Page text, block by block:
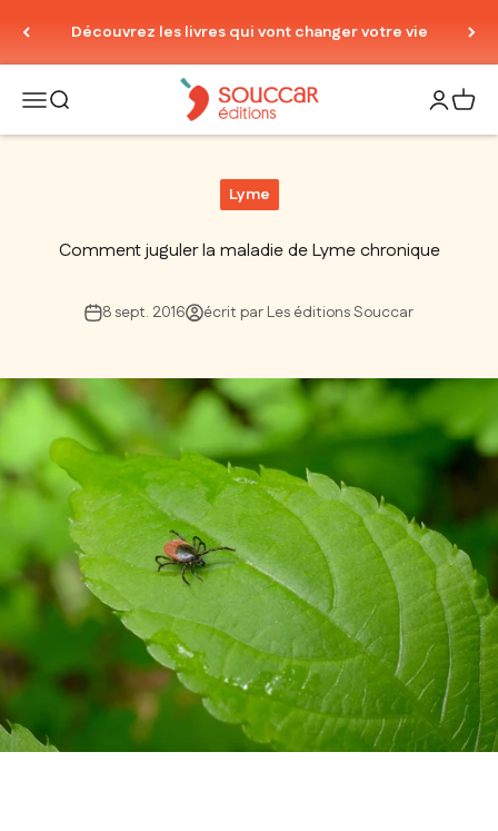
Découvrez les livres qui vont changer votre vie
Ouvrir la navigation
Ouvrir la rechercheThierry Souccar Editions Ouvrir
Voir
Lyme
Comment juguler la maladie de Lyme chronique
8 sept. 2016 écrit par Les éditions Souccar